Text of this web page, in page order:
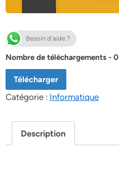
Besoin d'aide ?
Nombre de téléchargements - 0
Télécharger
Catégorie : Informatique
Description